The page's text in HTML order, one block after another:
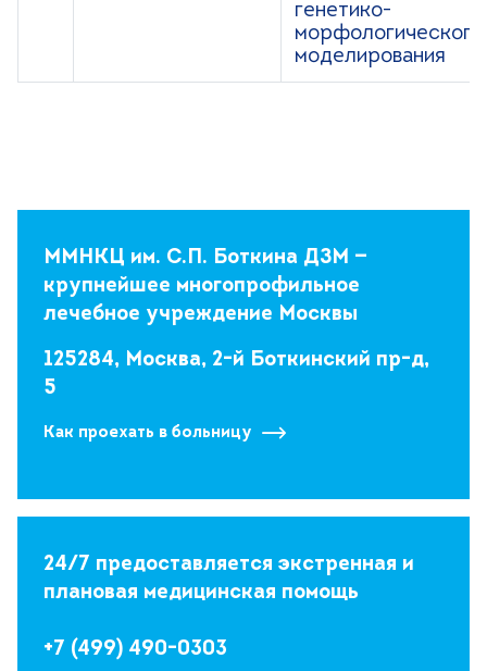
генетико-
морфологического
моделирования
ММНКЦ им. С.П. Боткина ДЗМ —
крупнейшее многопрофильное
лечебное учреждение Москвы
125284, Москва, 2-й Боткинский пр-д,
5
Как проехать в больницу
24/7 предоставляется экстренная и
плановая медицинская помощь
+7 (499) 490-0303